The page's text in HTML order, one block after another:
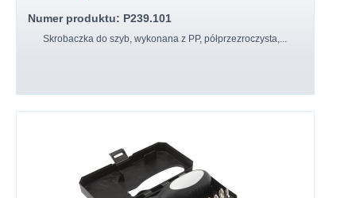
Numer produktu: P239.101
Skrobaczka do szyb, wykonana z PP, półprzezroczysta,...